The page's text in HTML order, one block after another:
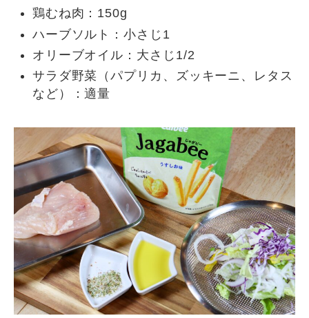
鶏むね肉：150g
ハーブソルト：小さじ1
オリーブオイル：大さじ1/2
サラダ野菜（パプリカ、ズッキーニ、レタス
など）：適量